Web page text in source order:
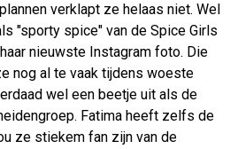
verklapt ze helaas niet. Wel
"sporty spice" van de Spice Girls
nieuwste Instagram foto. Die
nog al te vaak tijdens woeste
wel een beetje uit als de
Fatima heeft zelfs de
ze stiekem fan zijn van de